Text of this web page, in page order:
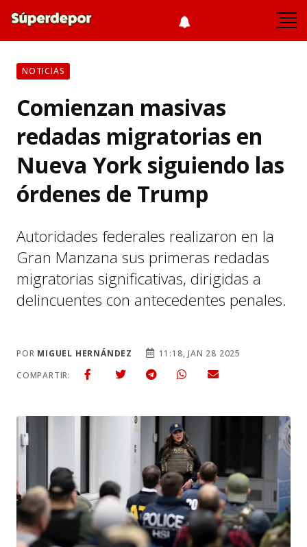
NOTICIAS
Comienzan masivas
redadas migratorias en
Nueva York siguiendo las
órdenes de Trump
Autoridades federales realizaron en la
Gran Manzana sus primeras redadas
migratorias significativas, dirigidas a
delincuentes con antecedentes penales.
POR MIGUEL HERNÁNDEZ
11:18, JAN 28 2025
COMPARTIR: